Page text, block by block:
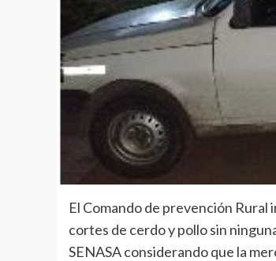
El Comando de prevención
cortes de cerdo y pollo sin
SENASA considerando que la